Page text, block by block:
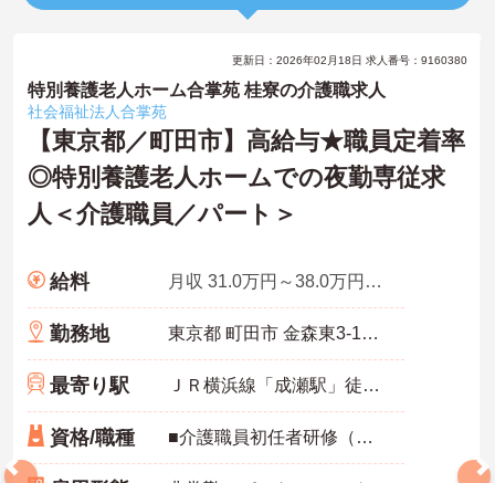
更新日：2026年02月18日 求人番号：9160380
特別養護老人ホーム合掌苑 桂寮の介護職求人
社会福祉法人合掌苑
【東京都／町田市】高給与★職員定着率
◎特別養護老人ホームでの夜勤専従求
人＜介護職員／パート＞
給料 月収 31.0万円～38.0万円目安額
勤務地 東京都 町田市 金森東3-18-16
最寄り駅 ＪＲ横浜線「成瀬駅」徒歩13分
資格/職種 ■介護職員初任者研修（ヘルパー2級）以上 ■入居施設介護の経験のある方 ＜必要なPCスキル＞ワード・エクセルの基本操作